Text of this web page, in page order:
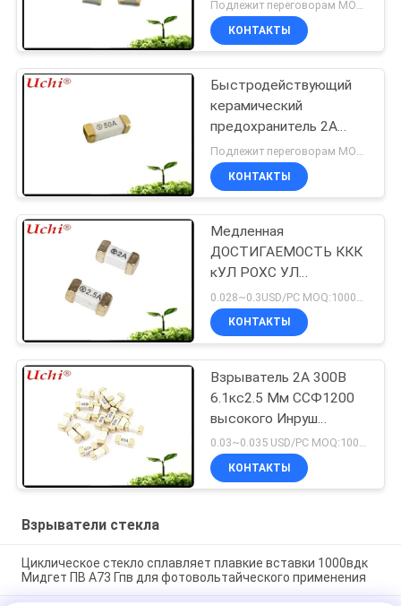
КОНТАКТЫ
Быстродействующий
керамический
предохранитель 2А
250В
КОНТАКТЫ
Медленная
ДОСТИГАЕМОСТЬ ККК
кУЛ РОХС УЛ
взрывателей
держателя
поверхности дуновения
КОНТАКТЫ
Взрыватель 2А 300В
6.1кс2.5 Мм ССФ1200
высокого Инруш
керамический
быстродействующий
микро-
0.03~0.035 USD/PC MOQ:1000pcs
КОНТАКТЫ
Взрыватели стекла
Циклическое стекло сплавляет плавкие вставки 1000вдк
Мидгет ПВ А73 Гпв для фотовольтайческого применения